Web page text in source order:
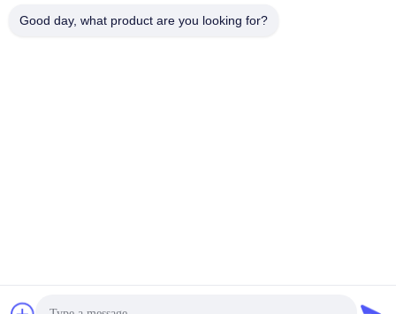
Good day, what product are you looking for?